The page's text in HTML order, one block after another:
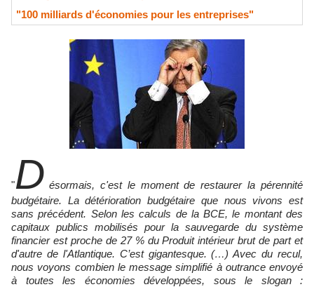
"100 milliards d'économies pour les entreprises"
"D ésormais, c'est le moment de restaurer la pérennité
budgétaire. La détérioration budgétaire que nous vivons est
sans précédent. Selon les calculs de la BCE, le montant des
capitaux publics mobilisés pour la sauvegarde du système
financier est proche de 27 % du Produit intérieur brut de part et
d'autre de l'Atlantique. C’est gigantesque. (…) Avec du recul,
nous voyons combien le message simplifié à outrance envoyé
à toutes les économies développées, sous le slogan :